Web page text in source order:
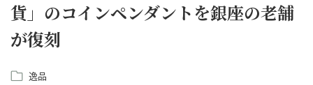
貨」のコインペンダントを銀座の老舗
が復刻
逸品